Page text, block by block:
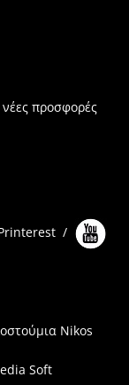
προσφορές
/
Nikos
Soft